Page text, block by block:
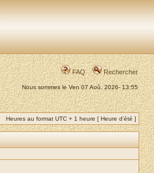
FAQ Rechercher
Nous sommes le Ven 07 Aoû, 2026- 13:55
Heures au format UTC + 1 heure [ Heure d’été ]